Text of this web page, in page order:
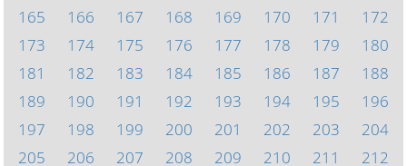
165
166 167 168 169 170 171
172
173
174 175 176 177 178 179
180
181
182 183 184 185 186 187
188
189
190 191 192 193 194 195
196
197
198 199 200 201 202 203
204
205
206 207 208 209 210 211
212